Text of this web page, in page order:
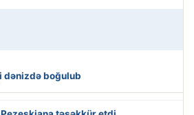
dənizdə boğulub